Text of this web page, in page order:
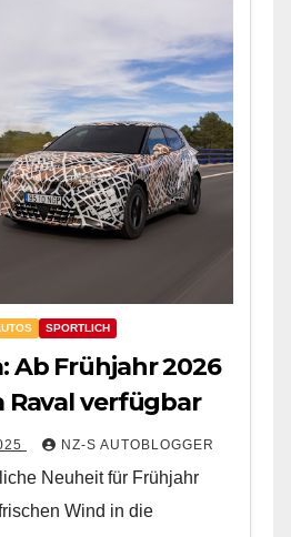
SPORTLICH
Ab Frühjahr 2026
Raval verfügbar
NZ-S AUTOBLOGGER
Neuheit für Frühjahr
Wind in die